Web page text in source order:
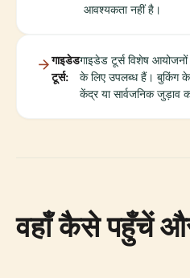
आवश्यकता नहीं है।
गाइडेड
टूर्स:
गाइडेड टूर्स विशेष
के लिए उपलब्ध हैं। बुकिंग
केंद्र या सार्वजनिक जुड़ाव
वहाँ कैसे पहुँचें